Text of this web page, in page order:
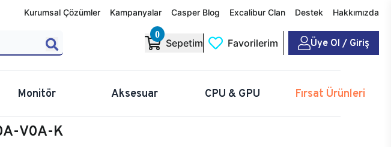
Kurumsal Çözümler Kampanyalar Casper Blog Excalibur Clan Destek Hakkımızda
0
Sepetim Favorilerim Üye Ol / Giriş
Monitör Aksesuar CPU & GPU Fırsat Ürünleri
V0A-K